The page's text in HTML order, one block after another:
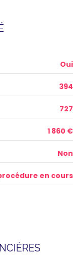
15.11 m²
Oui
394
727
1 860 €
Non
en cours